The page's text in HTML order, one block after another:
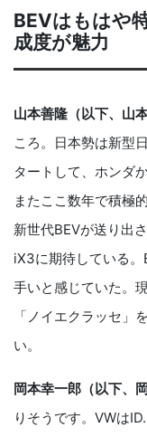
BEVはもはや
成度が魅力
山本善隆（以下、山本
ころ。日本勢は新型
タートして、ホンダ
またここ数年で積極
新世代BEVが送り出
iX3に期待している
手いと感じていた。
「ノイエクラッセ」
い。
岡本幸一郎（以下、岡
りそうです。VWは